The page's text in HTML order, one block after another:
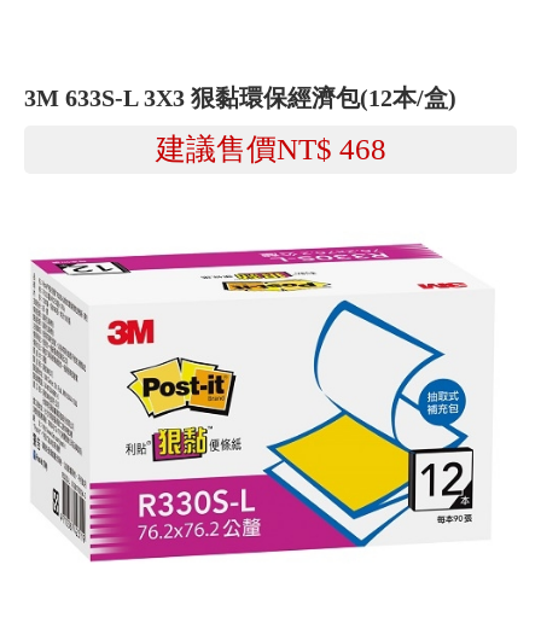
3M 633S-L 3X3 狠黏環保經濟包(12本/盒)
建議售價NT$ 468